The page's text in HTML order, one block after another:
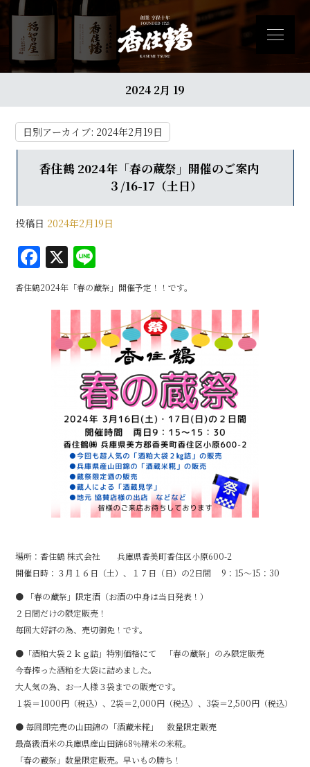
2024 2月 19
日別アーカイブ: 2024年2月19日
香住鶴 2024年「春の蔵祭」開催のご案内
３/16-17（土日）
投稿日 2024年2月19日
F
a
c
b
o
X
n
e
香住鶴2024年「春の蔵祭」開催予定！！です。
場所：香住鶴 株式会社 兵庫県香美町香住区小原600-2
開催日時：３月１６日（土）、１７日（日）の2日間 9：15～15：30
● 「春の蔵祭」限定酒（お酒の中身は当日発表！）
２日間だけの限定販売！
毎回大好評の為、売切御免！です。
●「酒粕大袋２ｋｇ詰」特別価格にて 「春の蔵祭」のみ限定販売
今春搾った酒粕を大袋に詰めました。
大人気の為、お一人様３袋までの販売です。
１袋＝1000円（税込）、2袋＝2,000円（税込）、3袋＝2,500円（税込）
● 毎回即完売の山田錦の「酒蔵米糀」 数量限定販売
最高級酒米の兵庫県産山田錦68％精米の米糀。
「春の蔵祭」数量限定販売。早いもの勝ち！